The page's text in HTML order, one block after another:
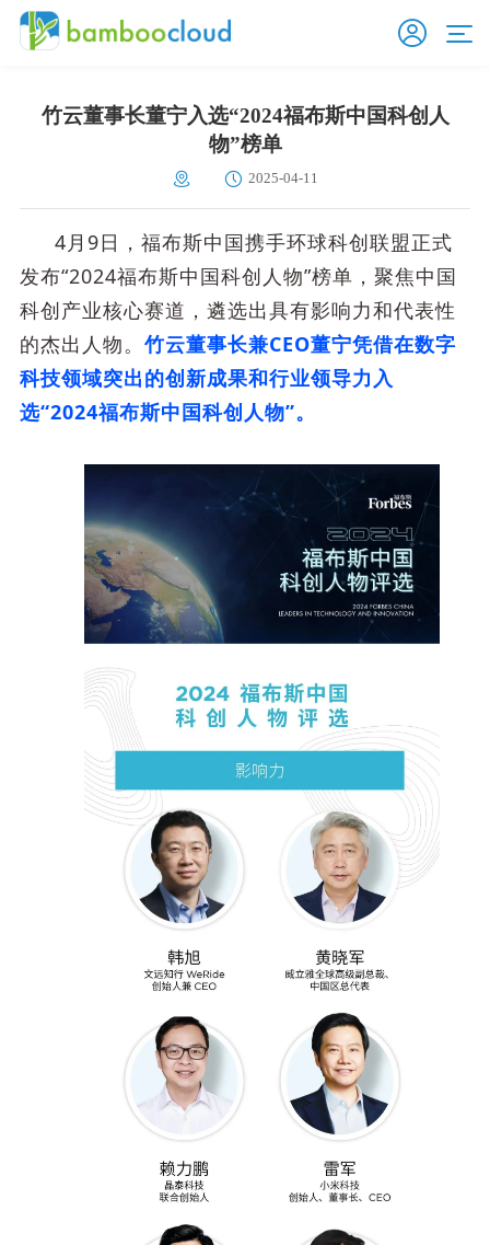
竹云董事长董宁入选“2024福布斯中国科创人
物”榜单
2025-04-11
4月9日，福布斯中国携手环球科创联盟正式
发布“2024福布斯中国科创人物”榜单，聚焦中国
科创产业核心赛道，遴选出具有影响力和代表性
的杰出人物。 竹云董事长兼CEO董宁凭借在数字
科技领域突出的创新成果和行业领导力入
选“2024福布斯中国科创人物”。